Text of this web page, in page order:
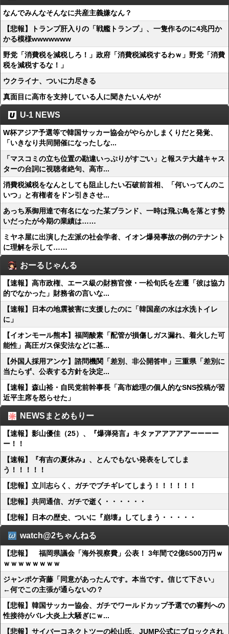
なんでみんなそんなに共産主義嫌なん？
【悲報】トランプ肝入りの「戦艦トランプ」、一隻作るのに4兆円か
かる模様wwwwwww
野党「消費税を減税しろ！」政府「消費税減税するわｗ」野党「消費
税を減税するな！」
ウクライナ、ついに力尽きる
真面目に高市を支持している人に聞きたいんやが
U-1 NEWS
W杯アジア予選等で韓国サッカー協会がやらかしまくりだと発覚、
「いきなり共同開催になったしな...
「マスコミの立ち位置の勘違いっぷりがすごい」と報ステ大越キャス
ターの台詞に視聴者絶句、高市...
消費税減税をなんとしても阻止したい石破前首相、「何いってんのこ
いつ」と有権者をドン引きさせ...
あっち系御用達で有名になった某ブランド、一時は飛ぶ鳥を落とす勢
いだったが今期の業績は……
ミヤネ屋に出演した左派の社会学者、イオン爆発事故の例のテナント
に理解を示して……
おーるじゃんる
【速報】高市政権、エース級の財務官僚・一松旬氏を左遷「彼は協力
的でなかった」財務省の言いな...
【速報】日本の地震被害に支援したのに「韓国産の水は水洗トイレ
に」
【イオンモール熊本】福岡酸素「配管が損傷しガス漏れ、着火した可
能性」高圧ガス保安法などに基...
【外国人採用アンケ】諮問機関「差別、非公開答申」三重県「差別に
当たらず、公表する方針を決定...
【速報】森山裕・自民党前幹事長「高市総理の個人的なSNS投稿が習
近平主席を怒らせた」
NEWSまとめもりー
【速報】影山優佳（25）、『爆弾発言』キタァアアアアアーーーー
ー！！
【速報】『有吉の夏休み』、とんでもない発表をしてしま
う！！！！！
【悲報】立川志らく、ガチでブチギレてしまう！！！！！！
【悲報】共同通信、ガチで逝く・・・・・・
【悲報】日本の歴史、ついに『崩壊』してしまう・・・・・
watch@2ちゃんねる
【悲報】 福岡県議会「海外視察費」公表！ 3年間で2億6500万円ｗ
ｗｗｗｗｗｗｗｗ
ジャンポケ斉藤「同意があったんです。本当です。信じて下さい」
←何でこの主張が通らないの？
【悲報】韓国サッカー協会、ガチでワールドカップ予選での審判への
性接待がバレ大炎上大騒ぎにｗ...
【悲報】サイバーコネクトツーの松山氏、JUMP公式にブロックされ